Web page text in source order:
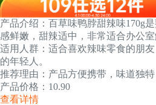
产品介绍：百草味鸭脖甜辣味170g
感鲜嫩，甜辣适中，非常适合办公室
适用人群：适合喜欢辣味零食的朋
的年轻人。
推荐理由：产品方便携带，味道独特
产品价格：10.90
查看详情